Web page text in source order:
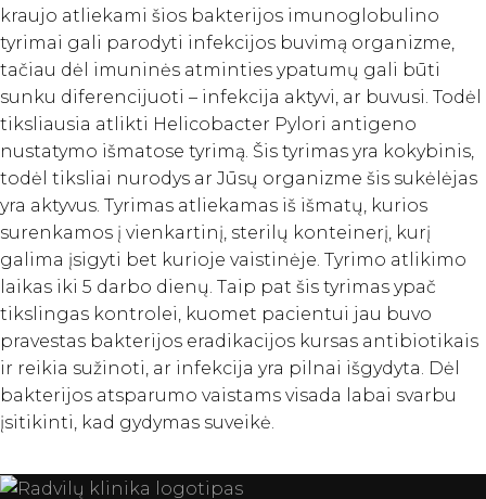
kraujo atliekami šios bakterijos imunoglobulino
tyrimai gali parodyti infekcijos buvimą organizme,
tačiau dėl imuninės atminties ypatumų gali būti
sunku diferencijuoti – infekcija aktyvi, ar buvusi. Todėl
tiksliausia atlikti Helicobacter Pylori antigeno
nustatymo išmatose tyrimą. Šis tyrimas yra kokybinis,
todėl tiksliai nurodys ar Jūsų organizme šis sukėlėjas
yra aktyvus. Tyrimas atliekamas iš išmatų, kurios
surenkamos į vienkartinį, sterilų konteinerį, kurį
galima įsigyti bet kurioje vaistinėje. Tyrimo atlikimo
laikas iki 5 darbo dienų. Taip pat šis tyrimas ypač
tikslingas kontrolei, kuomet pacientui jau buvo
pravestas bakterijos eradikacijos kursas antibiotikais
ir reikia sužinoti, ar infekcija yra pilnai išgydyta. Dėl
bakterijos atsparumo vaistams visada labai svarbu
įsitikinti, kad gydymas suveikė.